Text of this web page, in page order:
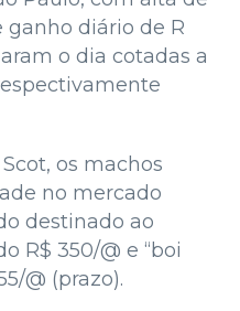
ganho diário de R
o dia cotadas a
os machos
no mercado
destinado ao
R$ 350/@ e “boi
@ (prazo).